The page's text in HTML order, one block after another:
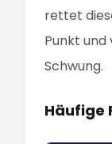
rettet
Punkt und
Schwung.
Häufige